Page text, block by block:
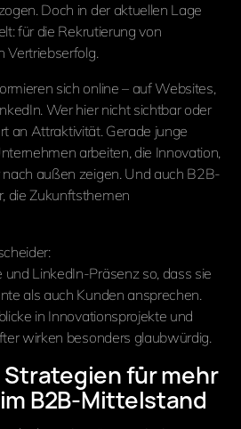
Doch in der aktuellen Lage
für die Rekrutierung von
Vertriebserfolg.
sich online – auf Websites,
Wer hier nicht sichtbar oder
an Attraktivität. Gerade junge
arbeiten, die Innovation,
außen zeigen. Und auch B2B-
die Zukunftsthemen
LinkedIn-Präsenz so, dass sie
als auch Kunden ansprechen.
in Innovationsprojekte und
wirken besonders glaubwürdig.
Strategien für mehr
B2B-Mittelstand